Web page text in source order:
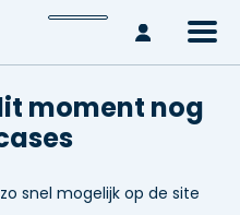
moment nog
snel mogelijk op de site